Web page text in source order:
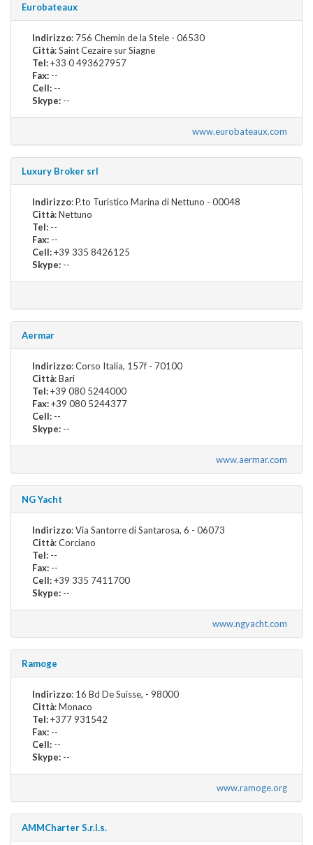
Eurobateaux
Indirizzo: 756 Chemin de la Stele - 06530
Città: Saint Cezaire sur Siagne
Tel:+33 0 493627957
Fax: --
Cell: --
Skype: --
www.eurobateaux.com
Luxury Broker srl
Indirizzo: P.to Turistico Marina di Nettuno - 00048
Città: Nettuno
Tel: --
Fax: --
Cell:+39 335 8426125
Skype: --
Aermar
Indirizzo: Corso Italia, 157f - 70100
Città: Bari
Tel:+39 080 5244000
Fax:+39 080 5244377
Cell: --
Skype: --
www.aermar.com
NG Yacht
Indirizzo: Via Santorre di Santarosa, 6 - 06073
Città: Corciano
Tel: --
Fax: --
Cell:+39 335 7411700
Skype: --
www.ngyacht.com
Ramoge
Indirizzo: 16 Bd De Suisse, - 98000
Città: Monaco
Tel:+377 931542
Fax: --
Cell: --
Skype: --
www.ramoge.org
AMMCharter S.r.l.s.